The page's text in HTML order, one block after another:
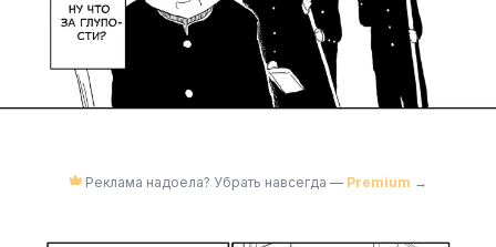
Реклама надоела? Убрать навсегда — Premium →